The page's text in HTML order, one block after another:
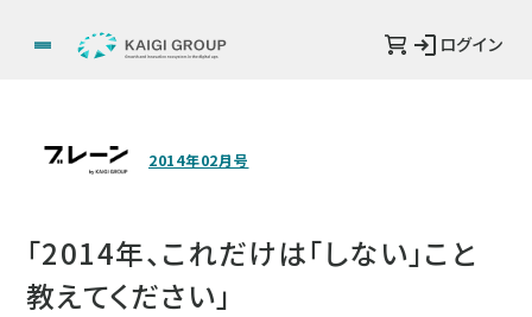
ログイン
2014年02月号
「2014年、これだけは「しない」こと
教えてください」